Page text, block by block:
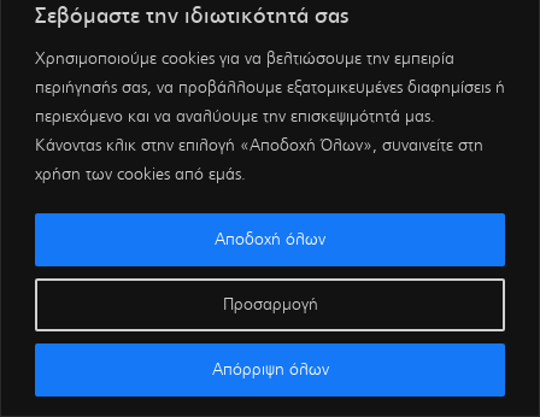
Σεβόμαστε την ιδιωτικότητά σας
Χρησιμοποιούμε cookies για να βελτιώσουμε την εμπειρία
περιήγησής σας, να προβάλλουμε εξατομικευμένες διαφημίσεις ή
περιεχόμενο και να αναλύουμε την επισκεψιμότητά μας.
Κάνοντας κλικ στην επιλογή «Αποδοχή Όλων», συναινείτε στη
χρήση των cookies από εμάς.
Προσαρμογή
Απόρριψη όλων
Αποδοχή όλων